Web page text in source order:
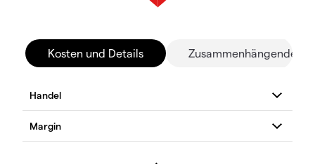
Kosten und Details Zusammenhängende